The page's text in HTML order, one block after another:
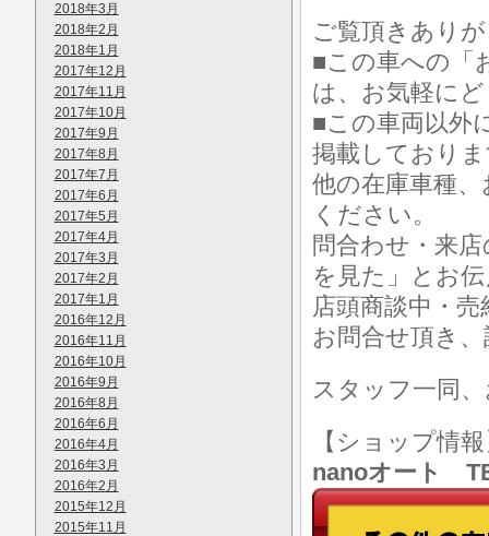
2018年3月
2018年2月
2018年1月
2017年12月
2017年11月
2017年10月
2017年9月
2017年8月
2017年7月
2017年6月
2017年5月
2017年4月
2017年3月
2017年2月
2017年1月
2016年12月
2016年11月
2016年10月
2016年9月
2016年8月
2016年6月
2016年4月
2016年3月
2016年2月
2015年12月
2015年11月
ご覧頂きあり
■この車への「
は、お気軽に
■この車両以外
掲載しており
他の在庫車種
ください。
問合わせ・来
を見た」とお
店頭商談中・
お問合せ頂き
スタッフ一同
【ショップ情
nanoオート